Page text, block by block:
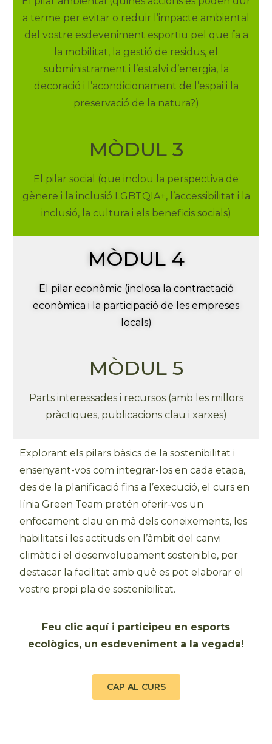
a terme per evitar o reduir l’impacte ambiental
del vostre esdeveniment esportiu pel que fa a
la mobilitat, la gestió de residus, el
subministrament i l’estalvi d’energia, la
decoració i l’acondicionament de l’espai i la
preservació de la natura?)
MÒDUL 3
El pilar social (que inclou la perspectiva de
gènere i la inclusió LGBTQIA+, l’accessibilitat i la
inclusió, la cultura i els beneficis socials)
MÒDUL 4
El pilar econòmic (inclosa la contractació
econòmica i la participació de les empreses
locals)
MÒDUL 5
Parts interessades i recursos (amb les millors
pràctiques, publicacions clau i xarxes)
Explorant els pilars bàsics de la sostenibilitat i
ensenyant-vos com integrar-los en cada etapa,
des de la planificació fins a l’execució, el curs en
línia Green Team pretén oferir-vos un
enfocament clau en mà dels coneixements, les
habilitats i les actituds en l’àmbit del canvi
climàtic i el desenvolupament sostenible, per
destacar la facilitat amb què es pot elaborar el
vostre propi pla de sostenibilitat.
Feu clic aquí i participeu en esports
ecològics, un esdeveniment a la vegada!
CAP AL CURS